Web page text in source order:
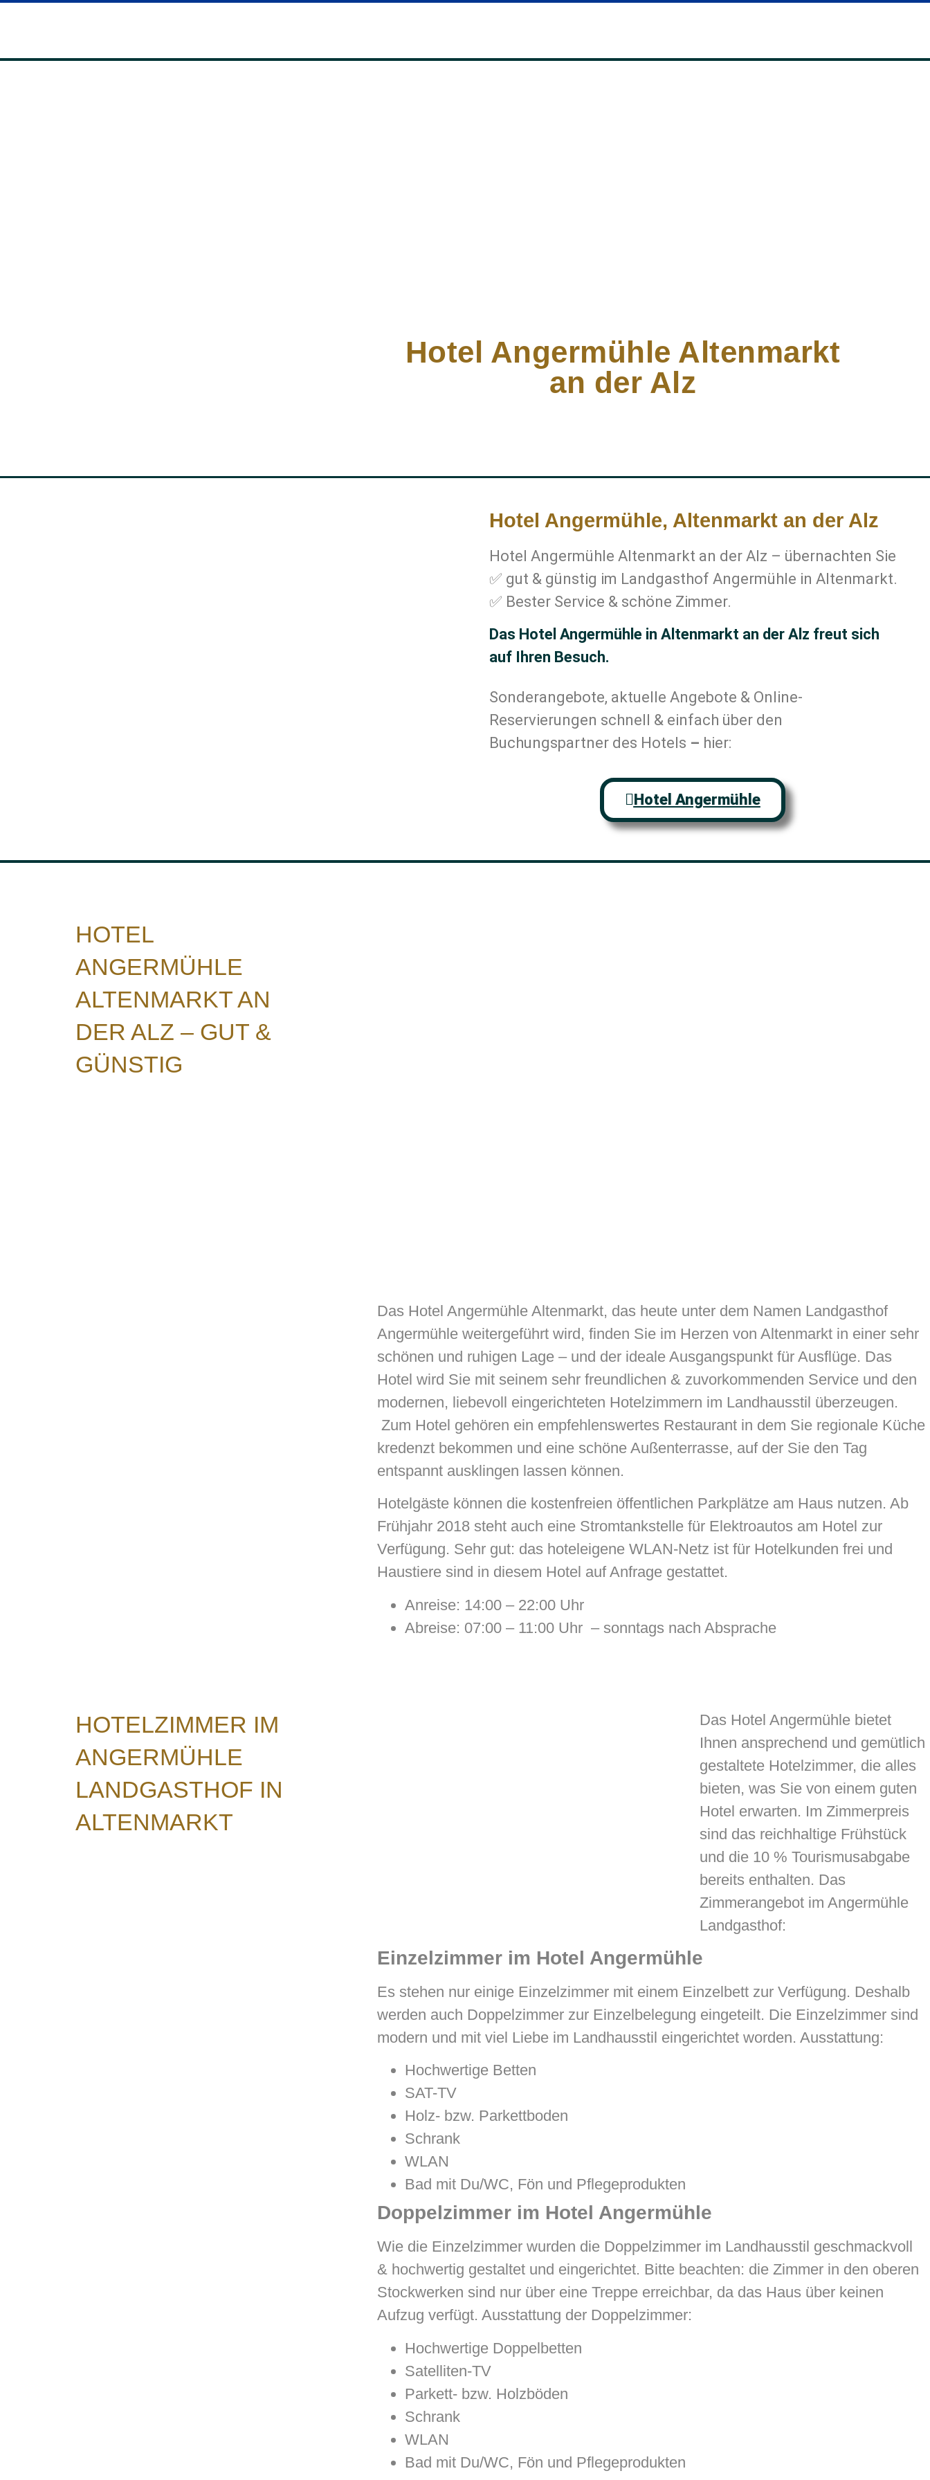
Hotel Angermühle Altenmarkt
an der Alz
Hotel Angermühle, Altenmarkt an der Alz
Hotel Angermühle Altenmarkt an der Alz – übernachten Sie
✅ gut & günstig im Landgasthof Angermühle in Altenmarkt.
✅ Bester Service & schöne Zimmer.
Das Hotel Angermühle in Altenmarkt an der Alz freut sich
auf Ihren Besuch.
Sonderangebote, aktuelle Angebote & Online-
Reservierungen schnell & einfach über den
Buchungspartner des Hotels – hier:
Hotel Angermühle
HOTEL
ANGERMÜHLE
ALTENMARKT AN
DER ALZ – GUT &
GÜNSTIG
Das Hotel Angermühle Altenmarkt, das heute unter dem Namen Landgasthof
Angermühle weitergeführt wird, finden Sie im Herzen von Altenmarkt in einer sehr
schönen und ruhigen Lage – und der ideale Ausgangspunkt für Ausflüge. Das
Hotel wird Sie mit seinem sehr freundlichen & zuvorkommenden Service und den
modernen, liebevoll eingerichteten Hotelzimmern im Landhausstil überzeugen.
Zum Hotel gehören ein empfehlenswertes Restaurant in dem Sie regionale Küche
kredenzt bekommen und eine schöne Außenterrasse, auf der Sie den Tag
entspannt ausklingen lassen können.
Hotelgäste können die kostenfreien öffentlichen Parkplätze am Haus nutzen. Ab
Frühjahr 2018 steht auch eine Stromtankstelle für Elektroautos am Hotel zur
Verfügung. Sehr gut: das hoteleigene WLAN-Netz ist für Hotelkunden frei und
Haustiere sind in diesem Hotel auf Anfrage gestattet.
Anreise: 14:00 – 22:00 Uhr
Abreise: 07:00 – 11:00 Uhr – sonntags nach Absprache
HOTELZIMMER IM
ANGERMÜHLE
LANDGASTHOF IN
ALTENMARKT
Das Hotel Angermühle bietet
Ihnen ansprechend und gemütlich
gestaltete Hotelzimmer, die alles
bieten, was Sie von einem guten
Hotel erwarten. Im Zimmerpreis
sind das reichhaltige Frühstück
und die 10 % Tourismusabgabe
bereits enthalten. Das
Zimmerangebot im Angermühle
Landgasthof:
Einzelzimmer im Hotel Angermühle
Es stehen nur einige Einzelzimmer mit einem Einzelbett zur Verfügung. Deshalb
werden auch Doppelzimmer zur Einzelbelegung eingeteilt. Die Einzelzimmer sind
modern und mit viel Liebe im Landhausstil eingerichtet worden. Ausstattung:
Hochwertige Betten
SAT-TV
Holz- bzw. Parkettboden
Schrank
WLAN
Bad mit Du/WC, Fön und Pflegeprodukten
Doppelzimmer im Hotel Angermühle
Wie die Einzelzimmer wurden die Doppelzimmer im Landhausstil geschmackvoll
& hochwertig gestaltet und eingerichtet. Bitte beachten: die Zimmer in den oberen
Stockwerken sind nur über eine Treppe erreichbar, da das Haus über keinen
Aufzug verfügt. Ausstattung der Doppelzimmer:
Hochwertige Doppelbetten
Satelliten-TV
Parkett- bzw. Holzböden
Schrank
WLAN
Bad mit Du/WC, Fön und Pflegeprodukten